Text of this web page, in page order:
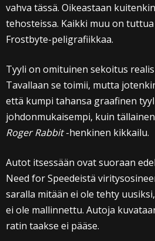
vahva tässä. Oikeastaan
tehosteissa. Kaikki muu on
Frostbyte-peligrafiikkaa.
Tyyli on omituinen sekoitus
Tavallaan se toimii, mutta
että kumpi tahansa graafinen
johdonmukaisempi, kuin tällainen
Roger Rabbit-henkinen kikkailu.
Autot itsessään ovat suoraan
Need for Speedeistä
saralla mitään ei ole tehty
ei ole mallinnettu. Autoja
ratin taakse ei pääse.